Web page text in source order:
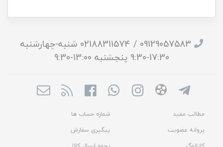
09129057583 / 02188311574 شنبه-چهارشنبه
17:30-9:30 پنجشنبه 13:00-9:30
مطالب مفید
شماره حساب ها
پروانه عضویت
پیگیری سفارش